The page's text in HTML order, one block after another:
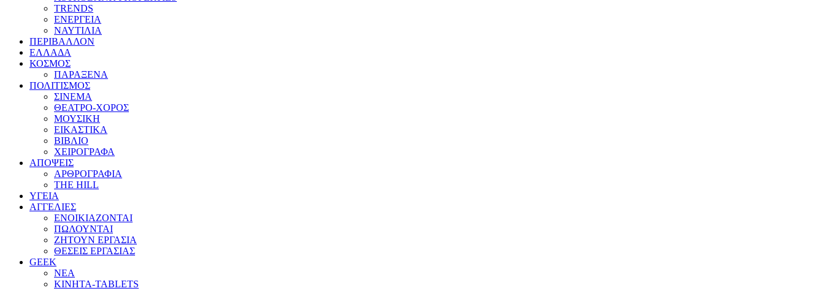
TRENDS
ΕΝΕΡΓΕΙΑ
ΝΑΥΤΙΛΙΑ
ΠΕΡΙΒΑΛΛΟΝ
ΕΛΛΑΔΑ
ΚΟΣΜΟΣ
ΠΑΡΑΞΕΝΑ
ΠΟΛΙΤΙΣΜΟΣ
ΣΙΝΕΜΑ
ΘΕΑΤΡΟ-ΧΟΡΟΣ
ΜΟΥΣΙΚΗ
ΕΙΚΑΣΤΙΚΑ
ΒΙΒΛΙΟ
ΧΕΙΡΟΓΡΑΦΑ
ΑΠΟΨΕΙΣ
ΑΡΘΡΟΓΡΑΦΙΑ
THE HILL
ΥΓΕΙΑ
ΑΓΓΕΛΙΕΣ
ΕΝΟΙΚΙΑΖΟΝΤΑΙ
ΠΩΛΟΥΝΤΑΙ
ΖΗΤΟΥΝ ΕΡΓΑΣΙΑ
ΘΕΣΕΙΣ ΕΡΓΑΣΙΑΣ
GEEK
ΝΕΑ
ΚΙΝΗΤΑ-TABLETS